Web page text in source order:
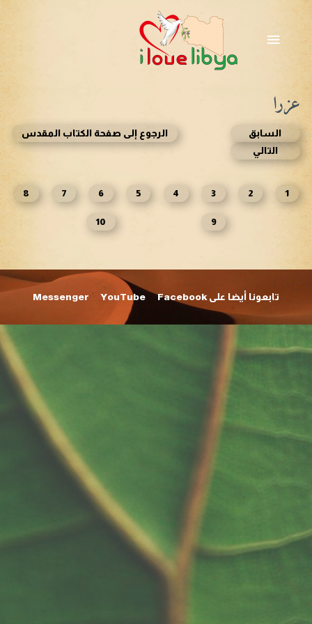
المحتوىالقائمة
الرئيسية
عزرا
السابق
الرجوع إلى صفحة الكتاب المقدس
التالي
1
2
3
4
5
6
7
8
9
10
تابعونا أيضا على Facebook YouTube
Messenger